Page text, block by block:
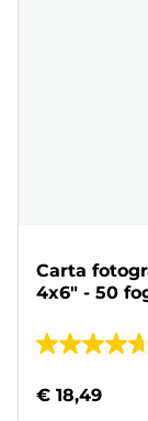
Carta
4x6" - 50
4.7
5
€ 18,49